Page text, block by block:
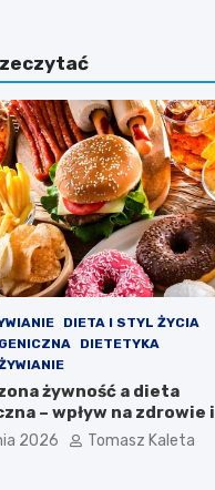
DIETA I STYL ŻYCIA
DIETETYKA
żywność a dieta
– wpływ na zdrowie i
2026 Tomasz Kaleta